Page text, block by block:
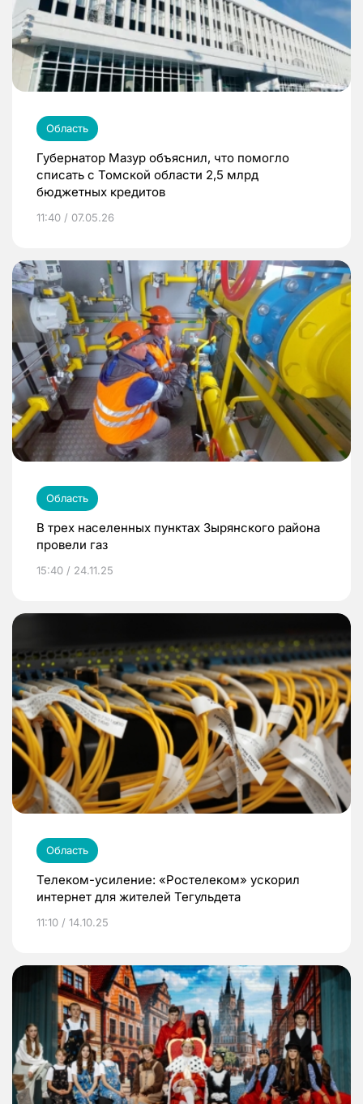
Область
Губернатор Мазур объяснил, что помогло
списать с Томской области 2,5 млрд
бюджетных кредитов
11:40 / 07.05.26
Область
В трех населенных пунктах Зырянского района
провели газ
15:40 / 24.11.25
Область
Телеком-усиление: «Ростелеком» ускорил
интернет для жителей Тегульдета
11:10 / 14.10.25